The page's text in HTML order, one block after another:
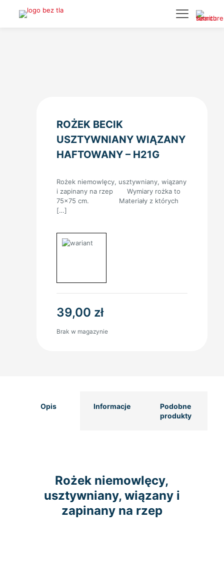
ROŻEK BECIK
USZTYWNIANY WIĄZANY
HAFTOWANY – H21G
Rożek niemowlęcy, usztywniany, wiązany
i zapinany na rzep Wymiary rożka to
75×75 cm. Materiały z których
[…]
39,00 zł
Brak w magazynie
Opis Informacje
Podobne
produkty
Rożek niemowlęcy,
usztywniany, wiązany i
zapinany na rzep